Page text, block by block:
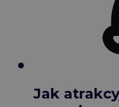
Jak